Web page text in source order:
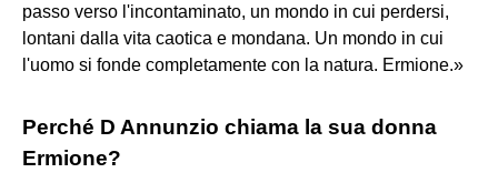
passo verso l'incontaminato, un mondo in cui perdersi,
lontani dalla vita caotica e mondana. Un mondo in cui
l'uomo si fonde completamente con la natura. Ermione.»
Perché D Annunzio chiama la sua donna
Ermione?